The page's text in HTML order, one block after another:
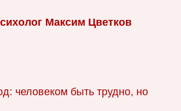
Максим Цветков
человеком быть трудно, но